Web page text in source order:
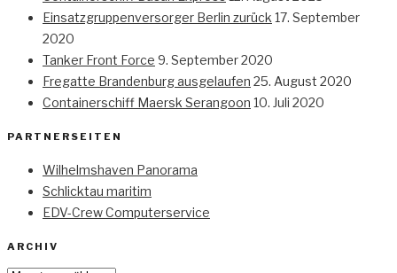
Einsatzgruppenversorger Berlin zurück 17. September
2020
Tanker Front Force 9. September 2020
Fregatte Brandenburg ausgelaufen 25. August 2020
Containerschiff Maersk Serangoon 10. Juli 2020
PARTNERSEITEN
Wilhelmshaven Panorama
Schlicktau maritim
EDV-Crew Computerservice
ARCHIV